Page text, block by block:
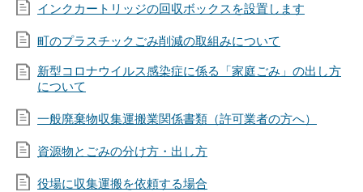
インクカートリッジの回収ボックスを設置します
町のプラスチックごみ削減の取組みについて
新型コロナウイルス感染症に係る「家庭ごみ」の出し方
について
一般廃棄物収集運搬業関係書類（許可業者の方へ）
資源物とごみの分け方・出し方
役場に収集運搬を依頼する場合